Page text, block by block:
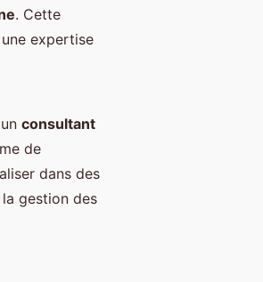
. Cette
expertise
consultant
de
dans des
gestion des